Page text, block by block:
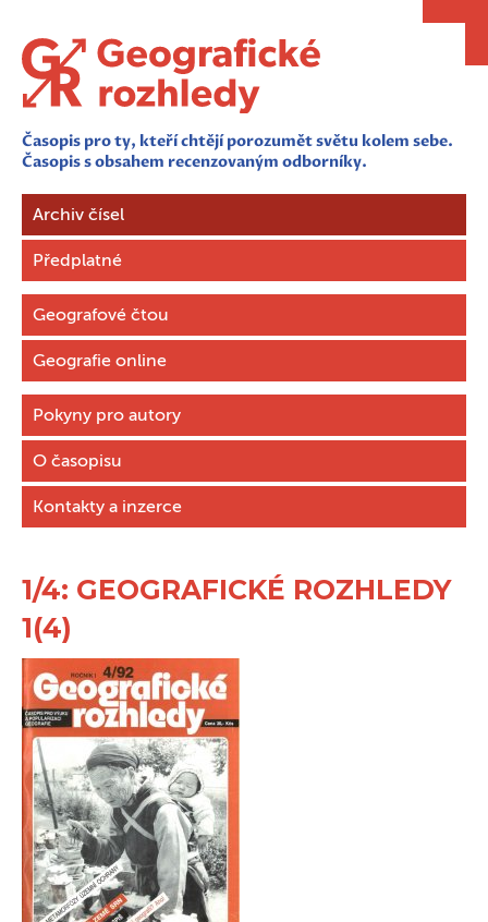
Časopis pro ty, kteří chtějí porozumět světu kolem sebe.
Časopis s obsahem recenzovaným odborníky.
Archiv čísel
Předplatné
Geografové čtou
Geografie online
Pokyny pro autory
O časopisu
Kontakty a inzerce
1/4: GEOGRAFICKÉ ROZHLEDY
1(4)